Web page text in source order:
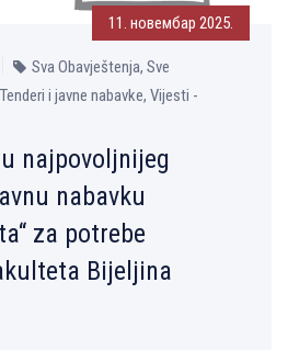
11. новембар 2025.
Sva Obavještenja, Sve
i javne nabavke, Vijesti -
najpovolјnijeg
nabavku
za potrebe
Bijelјina